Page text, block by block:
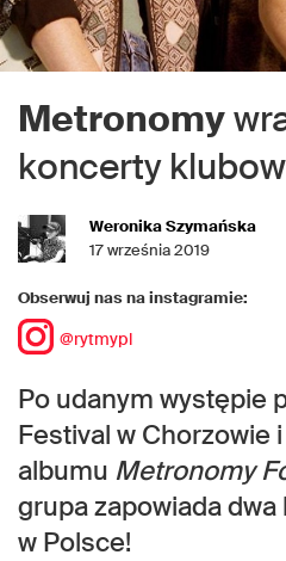
Metronomy
koncerty
Weronika Szymańska
17 września 2019
Obserwuj nas na instagramie:
@rytmypl
Po udanym występie
Festival w Chorzowie
albumu Metronomy
grupa zapowiada
w Polsce!